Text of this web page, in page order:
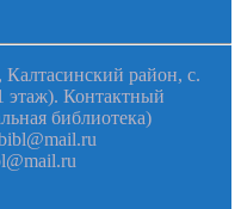
Калтасинский район, с.
этаж). Контактный
библиотека)